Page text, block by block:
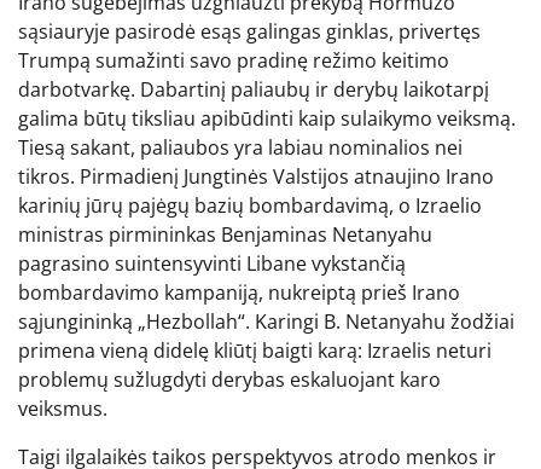
sąsiauryje pasirodė esąs galingas ginklas, privertęs
Trumpą sumažinti savo pradinę režimo keitimo
darbotvarkę. Dabartinį paliaubų ir derybų laikotarpį
galima būtų tiksliau apibūdinti kaip sulaikymo veiksmą.
Tiesą sakant, paliaubos yra labiau nominalios nei
tikros. Pirmadienį Jungtinės Valstijos atnaujino Irano
karinių jūrų pajėgų bazių bombardavimą, o Izraelio
ministras pirmininkas Benjaminas Netanyahu
pagrasino suintensyvinti Libane vykstančią
bombardavimo kampaniją, nukreiptą prieš Irano
sąjungininką „Hezbollah“. Karingi B. Netanyahu žodžiai
primena vieną didelę kliūtį baigti karą: Izraelis neturi
problemų sužlugdyti derybas eskaluojant karo
veiksmus.
Taigi ilgalaikės taikos perspektyvos atrodo menkos ir